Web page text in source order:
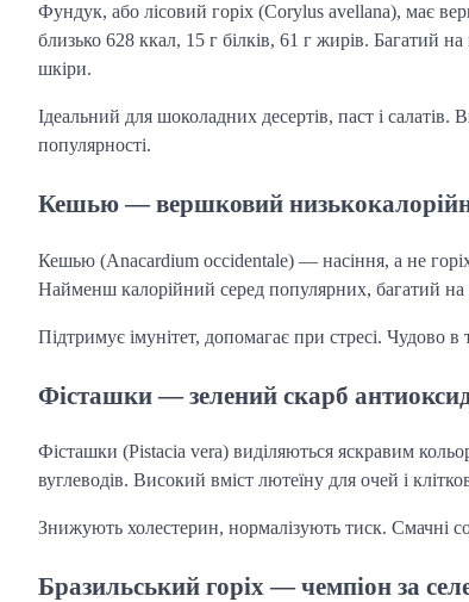
Фундук, або лісовий горіх (Corylus avellana), має
близько 628 ккал, 15 г білків, 61 г жирів. Багатий
шкіри.
Ідеальний для шоколадних десертів, паст і салатів.
популярності.
Кешью — вершковий
Кешью (Anacardium occidentale) — насіння, а не
Найменш калорійний серед популярних, багатий на
Підтримує імунітет, допомагає при стресі. Чудово в
Фісташки — зелений скарб
Фісташки (Pistacia vera) виділяються яскравим
вуглеводів. Високий вміст лютеїну для очей і
Знижують холестерин, нормалізують тиск. Смачні
Бразильський горіх — чемпіон за